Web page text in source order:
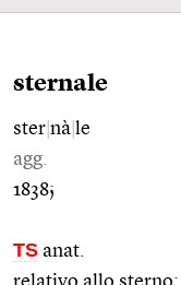
sternale
ster nà le
agg.
1838;
TS anat.